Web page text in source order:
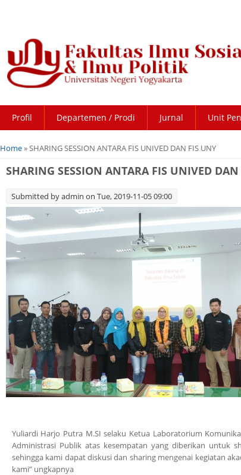
Profil Departemen / Prodi Jurnal Unit
You are here
Home» SHARING SESSION ANTARA FIS UNIVED DAN FIS UNY
SHARING SESSION ANTARA FIS UNIVED
Submitted byadmin on Tue, 2019-11-05 09:00
Yuliardi Harjo Putra M.SI selaku Ketua Laboratorium
Administrasi Publik atas kesempatan yang diberikan untuk
sehingga kami dapat diskusi dan sharing mengenai kegiatan
kami” ungkapnya